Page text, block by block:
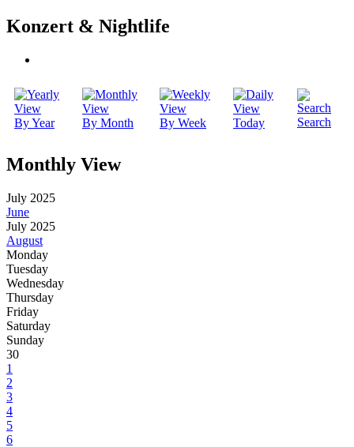
Konzert & Nightlife
By Year By Month By Week Today Search
Monthly View
July 2025
June
July 2025
August
Monday
Tuesday
Wednesday
Thursday
Friday
Saturday
Sunday
30
1
2
3
4
5
6